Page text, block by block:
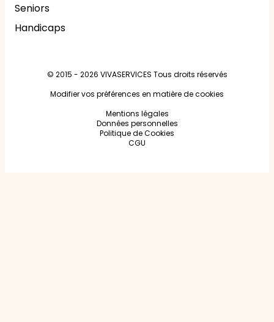
Seniors
Handicaps
© 2015 - 2026 VIVASERVICES Tous droits réservés
Modifier vos préférences en matière de cookies
Mentions légales
Données personnelles
Politique de Cookies
CGU